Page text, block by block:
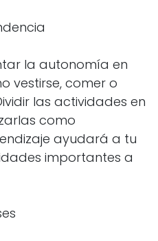
la autonomía en
vestirse, comer o
las actividades en
como
ayudará a tu
importantes a